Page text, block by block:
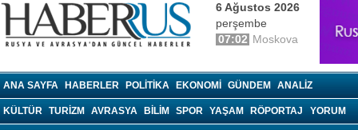
6 Ağustos 2026
perşembe
07:02 Moskova
ANA SAYFA HABERLER POLITIKA EKONOMI GÜNDEM ANALIZ
KÜLTÜR TURIZM AVRASYA BILIM SPOR YAŞAM RÖPORTAJ YORUM